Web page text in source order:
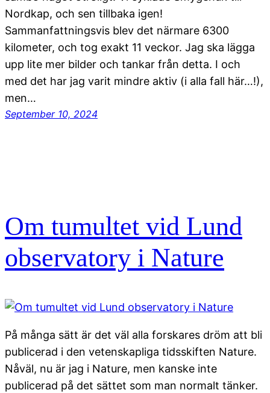
Nordkap, och sen tillbaka igen!
Sammanfattningsvis blev det närmare 6300
kilometer, och tog exakt 11 veckor. Jag ska lägga
upp lite mer bilder och tankar från detta. I och
med det har jag varit mindre aktiv (i alla fall här…!),
men…
September 10, 2024
Om tumultet vid Lund
observatory i Nature
På många sätt är det väl alla forskares dröm att bli
publicerad i den vetenskapliga tidsskiften Nature.
Nåväl, nu är jag i Nature, men kanske inte
publicerad på det sättet som man normalt tänker.